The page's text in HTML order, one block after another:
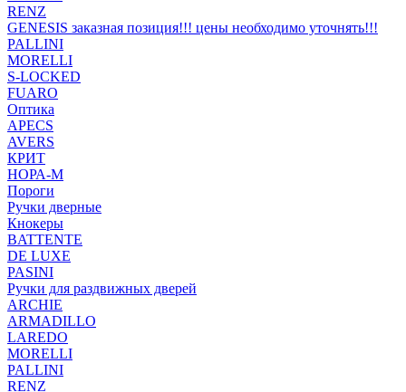
RENZ
GENESIS заказная позиция!!! цены необходимо уточнять!!!
PALLINI
MORELLI
S-LOCKED
FUARO
Оптика
APECS
AVERS
КРИТ
НОРА-М
Пороги
Ручки дверные
Кнокеры
BATTENTE
DE LUXE
PASINI
Ручки для раздвижных дверей
ARCHIE
ARMADILLO
LAREDO
MORELLI
PALLINI
RENZ